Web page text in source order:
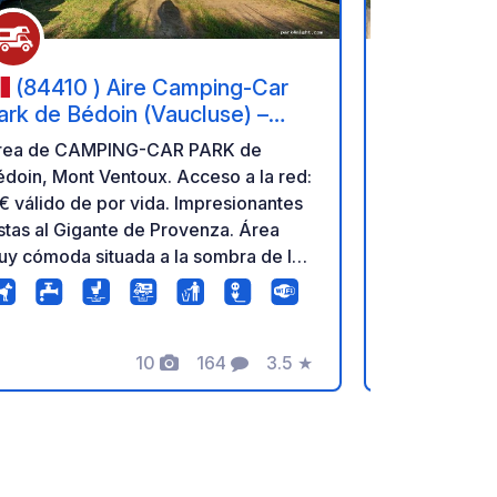
(84410 ) Aire Camping-Car
de Bédoin (Vaucluse) –
Ventoux et Pinède
de CAMPING-CAR PARK de
Mont Ventoux. Acceso a la red:
válido de por vida. Impresionantes
al Gigante de Provenza. Área
cómoda situada a la sombra de los
Punto de partida mítico para
al Mont Ventoux en bicicleta.
de CAMPING-CAR PARK.
10
Fotos
164
Comentarios
3.5
Calificación
★